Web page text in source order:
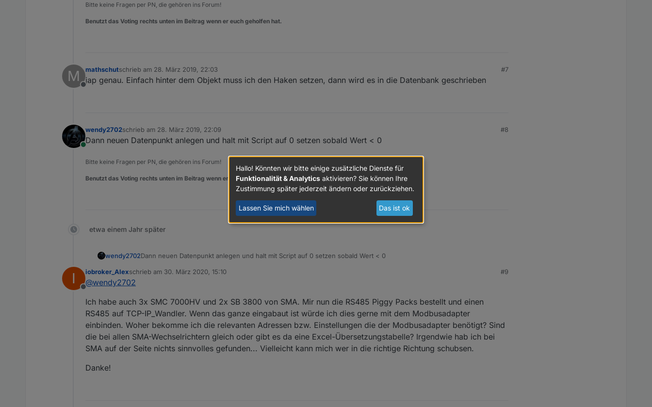
Bitte keine Fragen per PN, die gehören ins Forum!
Benutzt das Voting rechts unten im Beitrag wenn er euch geholfen hat.
M
Offline
mathschutschrieb am 28. März 2019, 22:03
zuletzt editiert von
#7
jap genau. Einfach hinter dem Objekt muss ich den Haken setzen, dann wird es in die Datenbank geschrieben
Online
wendy2702schrieb am 28. März 2019, 22:09
zuletzt editiert von
#8
Dann neuen Datenpunkt anlegen und halt mit Script auf 0 setzen sobald Wert < 0
Bitte keine Fragen per PN, die gehören ins Forum!
Benutzt das Voting rechts unten im Beitrag wenn er euch geholfen hat.
etwa einem Jahr später
wendy2702Dann neuen Datenpunkt anlegen und halt mit Script auf 0 setzen sobald Wert < 0
I
Offline
iobroker_Alexschrieb am 30. März 2020, 15:10
zuletzt editiert von
#9
@wendy2702
Ich habe auch 3x SMC 7000HV und 2x SB 3800 von SMA. Mir nun die RS485 Piggy Packs bestellt und einen
RS485 auf TCP-IP_Wandler. Wenn das ganze eingabaut ist würde ich dies gerne mit dem Modbusadapter
einbinden. Woher bekomme ich die relevanten Adressen bzw. Einstellungen die der Modbusadapter benötigt? Sind
die bei allen SMA-Wechselrichtern gleich oder gibt es da eine Excel-Übersetzungstabelle? Irgendwie hab ich bei
SMA auf der Seite nichts sinnvolles gefunden... Vielleicht kann mich wer in die richtige Richtung schubsen.
Danke!
Hallo! Könnten wir bitte einige zusätzliche Dienste für
Funktionalität & Analytics aktivieren? Sie können Ihre
Zustimmung später jederzeit ändern oder zurückziehen.
Lassen Sie mich wählen Das ist ok